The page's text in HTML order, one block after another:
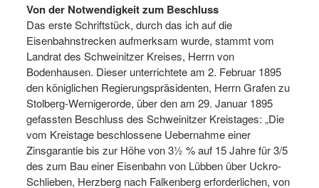
Von der Notwendigkeit zum Beschluss
Das erste Schriftstück, durch das ich auf die
Eisenbahnstrecken aufmerksam wurde, stammt vom
Landrat des Schweinitzer Kreises, Herrn von
Bodenhausen. Dieser unterrichtete am 2. Februar 1895
den königlichen Regierungspräsidenten, Herrn Grafen zu
Stolberg-Wernigerorde, über den am 29. Januar 1895
gefassten Beschluss des Schweinitzer Kreistages: „Die
vom Kreistage beschlossene Uebernahme einer
Zinsgarantie bis zur Höhe von 3½ % auf 15 Jahre für 3/5
des zum Bau einer Eisenbahn von Lübben über Uckro-
Schlieben, Herzberg nach Falkenberg erforderlichen, von